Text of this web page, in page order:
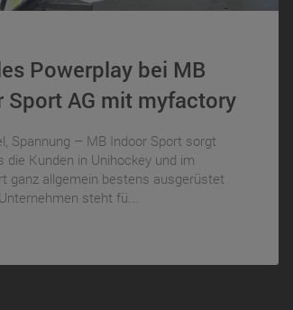
Powerplay bei MB
Sport AG mit myfactory
Spannung – MB Indoor Sport sorgt
die Kunden in Unihockey und im
ganz allgemein bestens ausgerüstet
steht fü...